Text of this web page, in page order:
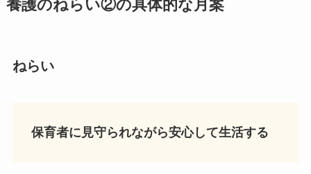
養護のねらい②の具体的な月案
ねらい
保育者に見守られながら安心して生活する